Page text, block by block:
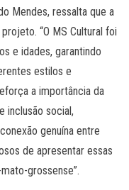
Mendes, ressalta que a
“O MS Cultural foi
e idades, garantindo
estilos e
a importância da
inclusão social,
genuína entre
de apresentar essas
grossense”.